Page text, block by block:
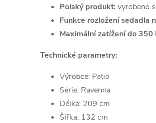
Polský produkt: vyrobeno
Funkce rozložení sedadla
Maximální zatížení do 350
Technické parametry:
Výrobce: Patio
Série: Ravenna
Délka: 209 cm
Šířka: 132 cm